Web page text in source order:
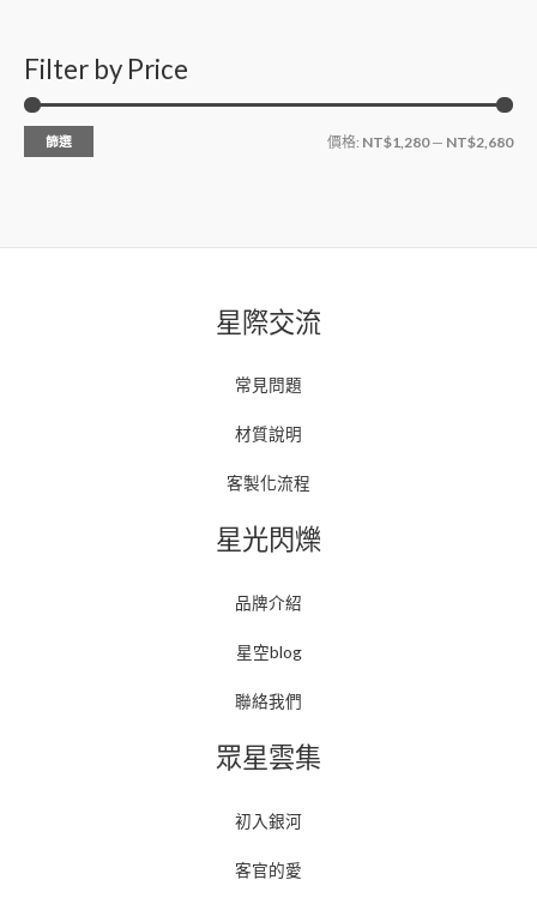
Filter by Price
篩選 價格: NT$1,280— NT$2,680
星際交流
常見問題
材質說明
客製化流程
星光閃爍
品牌介紹
星空blog
聯絡我們
眾星雲集
初入銀河
客官的愛